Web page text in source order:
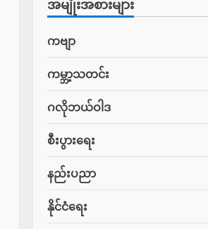
အမျိုးအစားများ
ကဗျာ
ကမ္ဘာ့သတင်း
ဂလိုဘယ်ဝါဒ
စီးပွားရေး
နည်းပညာ
နိုင်ငံရေး